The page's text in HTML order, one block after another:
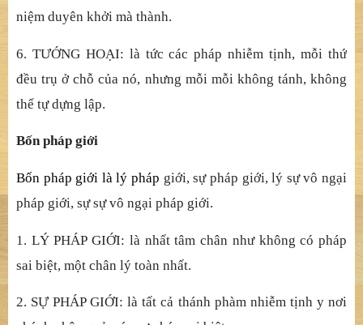
niệm duyên khởi mà thành.
6. TƯỚNG HOẠI: là tức các pháp nhiễm tịnh, mỗi thứ
đều trụ ở chỗ của nó, nhưng mỗi mỗi không tánh, không
thể tự dựng lập.
Bốn pháp giới
Bốn pháp giới là lý pháp giới, sự pháp giới, lý sự vô ngại
pháp giới, sự sự vô ngại pháp giới.
1. LÝ PHÁP GIỚI: là nhất tâm chân như không có pháp
sai biệt, một chân lý toàn nhất.
2. SỰ PHÁP GIỚI: là tất cả thánh phàm nhiễm tịnh y nơi